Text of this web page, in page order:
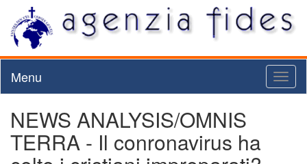
Menu
NEWS ANALYSIS/OMNIS
TERRA - Il conronavirus ha